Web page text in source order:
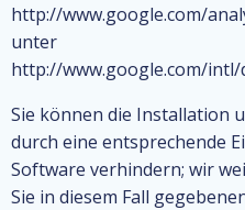
http://www.google.com/
unter
http://www.google.com/
Sie können die Installation
durch eine entsprechende
Software verhindern; wir
Sie in diesem Fall